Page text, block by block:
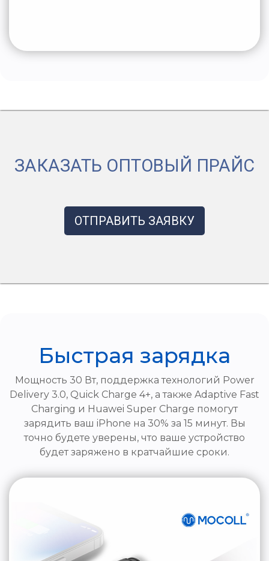
ЗАКАЗАТЬ ОПТОВЫЙ ПРАЙС
ОТПРАВИТЬ ЗАЯВКУ
Быстрая зарядка
Мощность 30 Вт, поддержка технологий Power
Delivery 3.0, Quick Charge 4+, а также Adaptive Fast
Charging и Huawei Super Charge помогут
зарядить ваш iPhone на 30% за 15 минут. Вы
точно будете уверены, что ваше устройство
будет заряжено в кратчайшие сроки.